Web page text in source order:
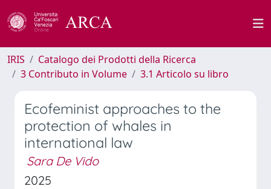
IRIS
Catalogo dei Prodotti della Ricerca
3 Contributo in Volume
3.1 Articolo su libro
Ecofeminist approaches to the
protection of whales in
international law
Sara De Vido
2025